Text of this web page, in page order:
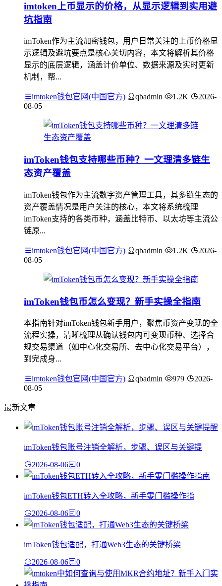
imtoken上币显示的价格，从显示逻辑到实用避
坑指南
imToken作为主流加密钱包，用户日常关注的上币价格显
示逻辑及避坑要点是核心关切内容，本文将解析其价格
显示的底层逻辑，涵盖计价单位、数据来源及实时更新
机制，帮...
imtoken钱包官网(中国官方) qbadmin 1.2K
2026-
08-05
imToken钱包支持哪些币种？一文理清多链生
态资产覆盖
imToken钱包作为主流数字资产管理工具，其多链生态的
资产覆盖情况是用户关注的核心，本文将系统梳理
imToken支持的各类币种，涵盖比特币、以太坊等主流公
链原...
imtoken钱包官网(中国官方) qbadmin 1.2K
2026-
08-05
imToken钱包币怎么变现？新手实操全指南
本指南针对imToken钱包新手用户，聚焦币资产变现的全
流程实操，清晰梳理从确认钱包内可变现币种、选择合
规交易渠道（如中心化交易所、去中心化交易平台），
到完成身...
imtoken钱包官网(中国官方) qbadmin 979
2026-
08-05
最新文章
imToken钱包账号注销全解析，步骤、误区与关键提
2026-08-06 0
imToken钱包ETH转入全攻略，新手零门槛操作指
2026-08-06 0
imToken钱包适配，打通Web3生态的关键桥梁
2026-08-06 0